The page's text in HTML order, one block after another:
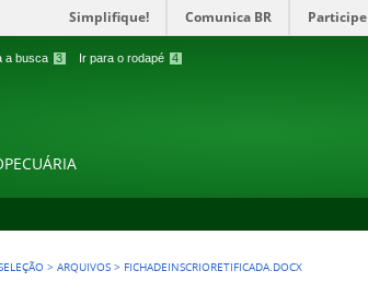
a busca 3 Ir para o rodapé 4
Simplifique! Comunica BR Participe
>ARQUIVOS > FICHADEINSCRIORETIFICADA.DOCX